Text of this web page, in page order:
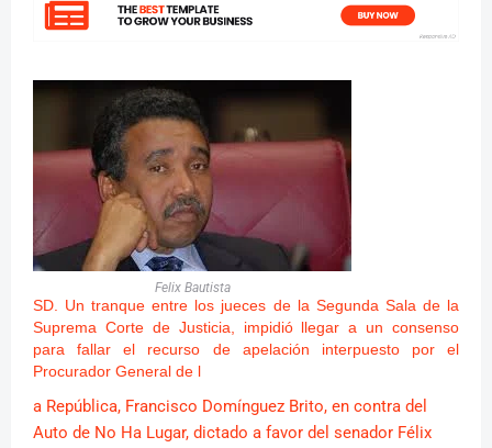
Felix Bautista
SD. Un tranque entre los jueces de la Segunda Sala de la
Suprema Corte de Justicia, impidió llegar a un consenso
para fallar el recurso de apelación interpuesto por el
Procurador General de l
a República, Francisco Domínguez Brito, en contra del
Auto de No Ha Lugar, dictado a favor del senador Félix